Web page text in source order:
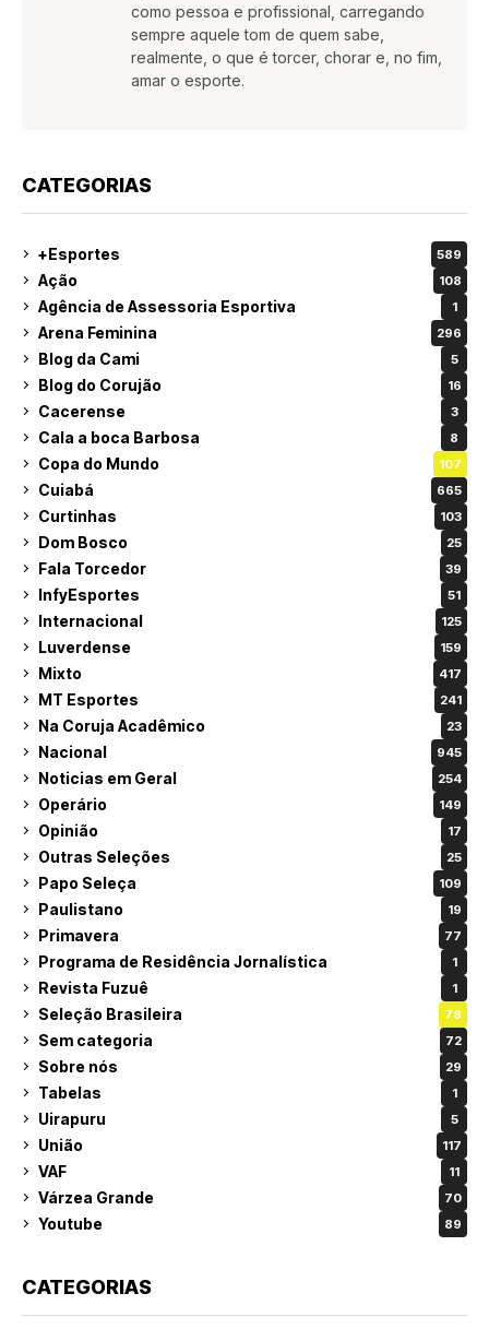
como pessoa e profissional, carregando
sempre aquele tom de quem sabe,
realmente, o que é torcer, chorar e, no fim,
amar o esporte.
CATEGORIAS
+Esportes 589
Ação 108
Agência de Assessoria Esportiva 1
Arena Feminina 296
Blog da Cami 5
Blog do Corujão 16
Cacerense 3
Cala a boca Barbosa 8
Copa do Mundo 107
Cuiabá 665
Curtinhas 103
Dom Bosco 25
Fala Torcedor 39
InfyEsportes 51
Internacional 125
Luverdense 159
Mixto 417
MT Esportes 241
Na Coruja Acadêmico 23
Nacional 945
Noticias em Geral 254
Operário 149
Opinião 17
Outras Seleções 25
Papo Seleça 109
Paulistano 19
Primavera 77
Programa de Residência Jornalística 1
Revista Fuzuê 1
Seleção Brasileira 78
Sem categoria 72
Sobre nós 29
Tabelas 1
Uirapuru 5
União 117
VAF 11
Várzea Grande 70
Youtube 89
CATEGORIAS